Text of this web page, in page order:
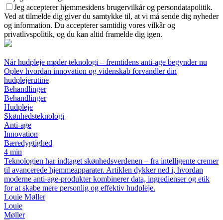
Jeg accepterer hjemmesidens brugervilkår og persondatapolitik.
Ved at tilmelde dig giver du samtykke til, at vi må sende dig nyheder
og information. Du accepterer samtidig vores vilkår og
privatlivspolitik, og du kan altid framelde dig igen.
Når hudpleje møder teknologi – fremtidens anti-age begynder nu
Oplev hvordan innovation og videnskab forvandler din
hudplejerutine
Behandlinger
Behandlinger
Hudpleje
Skønhedsteknologi
Anti-age
Innovation
Bæredygtighed
4 min
Teknologien har indtaget skønhedsverdenen – fra intelligente cremer
til avancerede hjemmeapparater. Artiklen dykker ned i, hvordan
moderne anti-age-produkter kombinerer data, ingredienser og etik
for at skabe mere personlig og effektiv hudpleje.
Louie Møller
Louie
Møller